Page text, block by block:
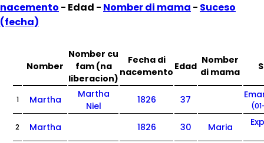
nacemento - Edad - Nomber di mama - Suceso
(fecha)
Nomber
Nomber cu
fam (na
liberacion)
Fecha di
nacemento Edad
Nomber
di mama
1 Martha
Martha
Niel
1826 37
2 Martha 1826 30 Maria